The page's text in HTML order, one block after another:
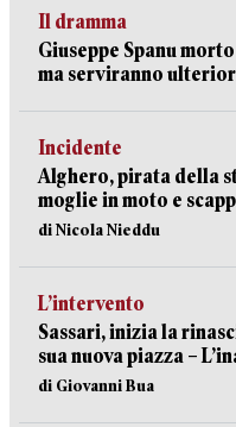
Il dramma
Giuseppe Spanu
ma serviranno
Incidente
Alghero, pirata della
moglie in moto e
di Nicola Nieddu
L’intervento
Sassari, inizia la
sua nuova piazza –
di Giovanni Bua